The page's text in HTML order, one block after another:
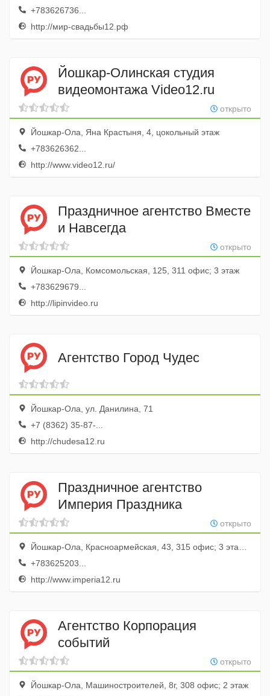
+783626736...
http://мир-свадьбы12.рф
Йошкар-Олинская студия
видеомонтажа Video12.ru
открыто
Йошкар-Ола, Яна Крастыня, 4, цокольный этаж
+783626362...
http://www.video12.ru/
Праздничное агентство Вместе
и Навсегда
открыто
Йошкар-Ола, Комсомольская, 125, 311 офис; 3 этаж
+783629679...
http://lipinvideo.ru
Агентство Город Чудес
Йошкар-Ола, ул. Данилина, 71
+7 (8362) 35-87-...
http://chudesa12.ru
Праздничное агентство
Империя Праздника
открыто
Йошкар-Ола, Красноармейская, 43, 315 офис; 3 этаж; ТОЦ Дом Быта
+783625203...
http://www.imperia12.ru
Агентство Корпорация
событий
открыто
Йошкар-Ола, Машиностроителей, 8г, 308 офис; 2 этаж